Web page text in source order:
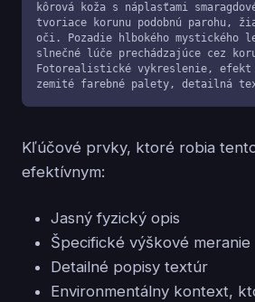
kôrová koža s náplasťami
tvoriace korunu podobnú parohu,
oči. Pozadie hlbokého mystického
slnečné lúče prechádzajúce cez
Fotorealistické vykreslenie,
zemité farebné palety, detailná
Kľúčové prvky, ktoré robia
efektívnym:
Jasný fyzický opis
Špecifické výškové meranie
Detailné popisy textúr
Environmentálny kontext,